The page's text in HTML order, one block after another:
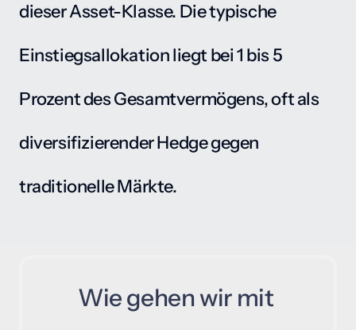
dieser Asset-Klasse. Die typische
Einstiegsallokation liegt bei 1 bis 5
Prozent des Gesamtvermögens, oft als
diversifizierender Hedge gegen
traditionelle Märkte.
Wie gehen wir